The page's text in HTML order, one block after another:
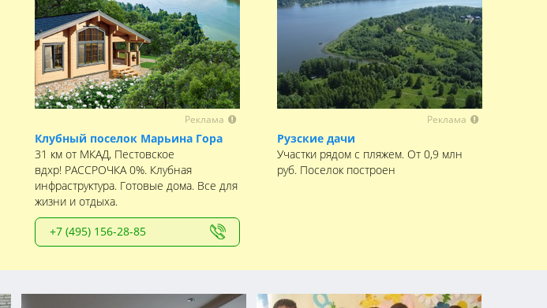
Реклама
Клубный поселок Марьина Гора
31 км от МКАД, Пестовское
вдхр! РАССРОЧКА 0%. Клубная
инфраструктура. Готовые дома. Все для
жизни и отдыха.
+7 (495) 156-28-85
Реклама
Рузские дачи
Участки рядом с пляжем. От 0,9 млн
руб. Поселок построен